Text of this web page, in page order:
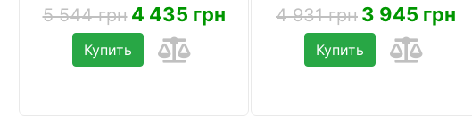
5 544 грн 4 435 грн
Купить
4 931 грн 3 945 грн
Купить